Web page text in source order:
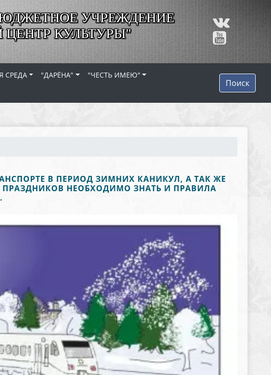
УЧРЕЖДЕНИЕ
КУЛЬТУРЫ"
СРЕДА "ДАРЁНА"
"ЧЕСТЬ ИМЕЮ"
Поиск
В ПЕРИОД ЗИМНИХ КАНИКУЛ, А ТАК ЖЕ
НЕОБХОДИМО ЗНАТЬ И ПРАВИЛА